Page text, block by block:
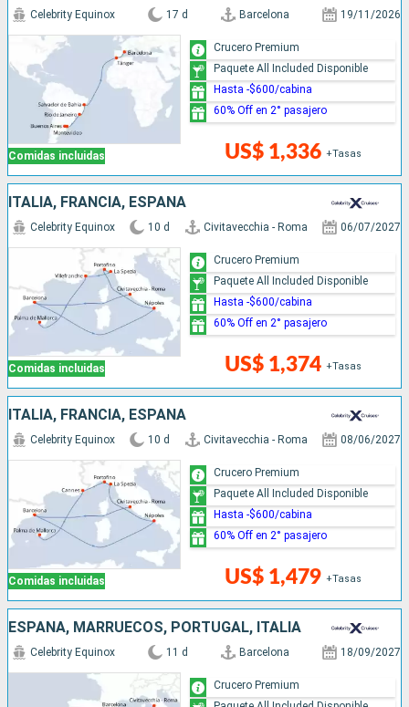
Comidas incluidas
Celebrity Equinox 17 d Barcelona 19/11/2026
US$ 1,336 +Tasas
Crucero Premium
Paquete All Included Disponible
Hasta -$600/cabina
60% Off en 2° pasajero
ITALIA, FRANCIA, ESPAÑA
Comidas incluidas
Celebrity Equinox 10 d Civitavecchia - Roma 06/07/2027
US$ 1,374 +Tasas
Crucero Premium
Paquete All Included Disponible
Hasta -$600/cabina
60% Off en 2° pasajero
ITALIA, FRANCIA, ESPAÑA
Comidas incluidas
Celebrity Equinox 10 d Civitavecchia - Roma 08/06/2027
US$ 1,479 +Tasas
Crucero Premium
Paquete All Included Disponible
Hasta -$600/cabina
60% Off en 2° pasajero
ESPAÑA, MARRUECOS, PORTUGAL, ITALIA
Celebrity Equinox 11 d Barcelona 18/09/2027
Crucero Premium